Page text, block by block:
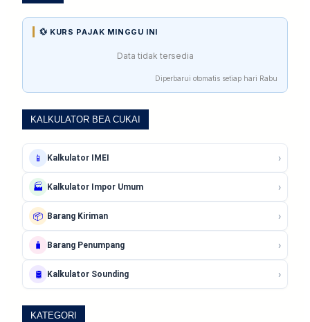
💱 KURS PAJAK MINGGU INI
Data tidak tersedia
Diperbarui otomatis setiap hari Rabu
KALKULATOR BEA CUKAI
📱 Kalkulator IMEI ›
🏭 Kalkulator Impor Umum ›
📦 Barang Kiriman ›
🧳 Barang Penumpang ›
🛢️ Kalkulator Sounding ›
KATEGORI